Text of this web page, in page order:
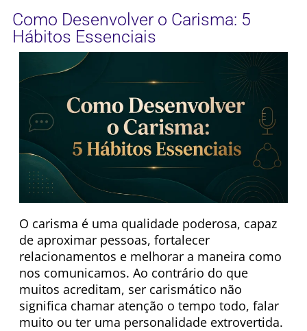
Como Desenvolver o Carisma: 5
Hábitos Essenciais
O carisma é uma qualidade poderosa, capaz
de aproximar pessoas, fortalecer
relacionamentos e melhorar a maneira como
nos comunicamos. Ao contrário do que
muitos acreditam, ser carismático não
significa chamar atenção o tempo todo, falar
muito ou ter uma personalidade extrovertida.